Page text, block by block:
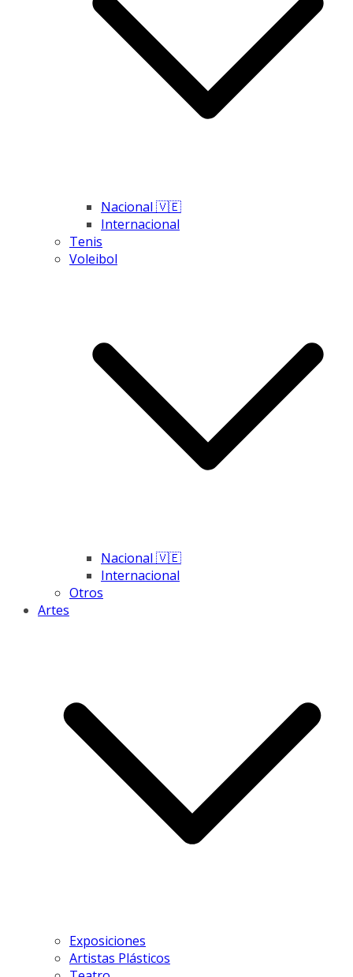
Nacional 🇻🇪
Internacional
Tenis
Voleibol
Nacional 🇻🇪
Internacional
Otros
Artes
Exposiciones
Artistas Plásticos